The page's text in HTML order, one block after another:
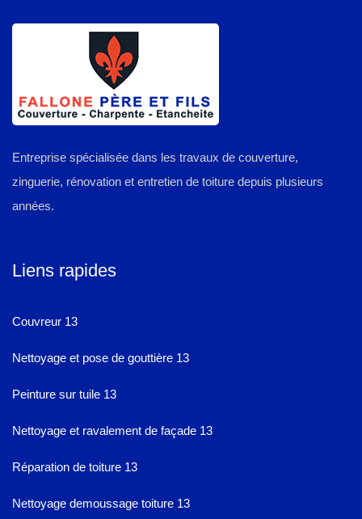
Entreprise spécialisée dans les travaux de couverture,
zinguerie, rénovation et entretien de toiture depuis plusieurs
années.
Liens rapides
Couvreur 13
Nettoyage et pose de gouttière 13
Peinture sur tuile 13
Nettoyage et ravalement de façade 13
Réparation de toiture 13
Nettoyage demoussage toiture 13